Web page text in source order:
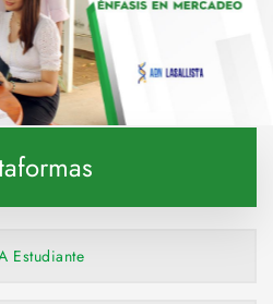
Estudiante